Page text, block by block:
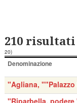
210 risultati
20)
Denominazione
"Agliana,